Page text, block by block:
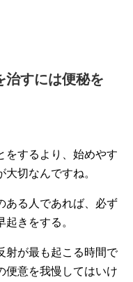
治すには便秘を
をするより、始めやす
切なんですね。
ある人であれば、必ず
きをする。
射が最も起こる時間で
便意を我慢してはいけ